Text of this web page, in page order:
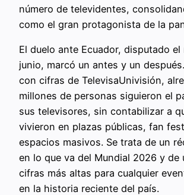
número de televidentes,
como el gran protagonista de la
El duelo ante Ecuador, disputado
junio, marcó un antes y un
con cifras de TelevisaUnivisión,
millones de personas siguieron el
sus televisores, sin contabilizar a
vivieron en plazas públicas, fan
espacios masivos. Se trata de un
en lo que va del Mundial 2026 y de
cifras más altas para cualquier
en la historia reciente del país.